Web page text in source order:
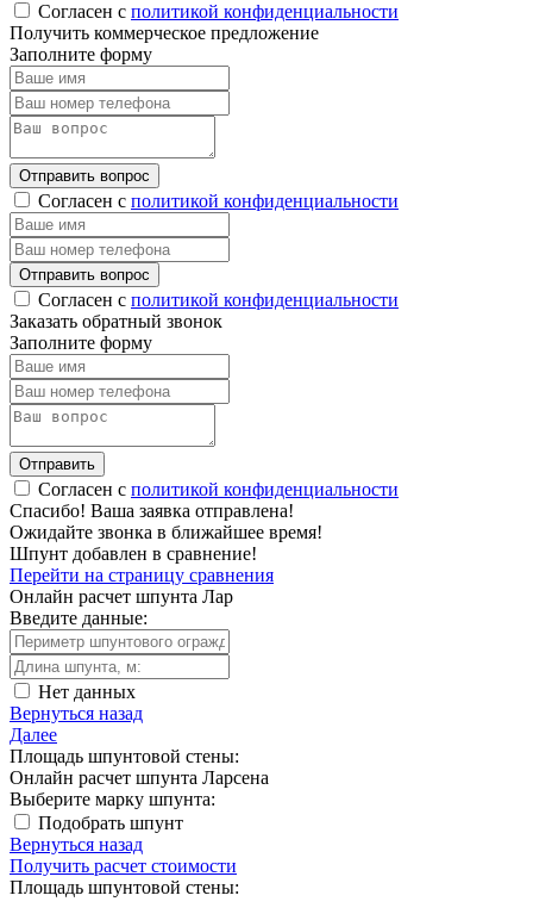
Согласен с политикой конфиденциальности
Получить коммерческое предложение
Заполните форму
Отправить вопрос
Согласен с политикой конфиденциальности
Отправить вопрос
Согласен с политикой конфиденциальности
Заказать обратный звонок
Заполните форму
Отправить
Согласен с политикой конфиденциальности
Спасибо! Ваша заявка отправлена!
Ожидайте звонка в ближайшее время!
Шпунт добавлен в сравнение!
Перейти на страницу сравнения
Онлайн расчет шпунта Лар
Введите данные:
Нет данных
Вернуться назад
Далее
Площадь шпунтовой стены:
Онлайн расчет шпунта Ларсена
Выберите марку шпунта:
Подобрать шпунт
Вернуться назад
Получить расчет стоимости
Площадь шпунтовой стены: